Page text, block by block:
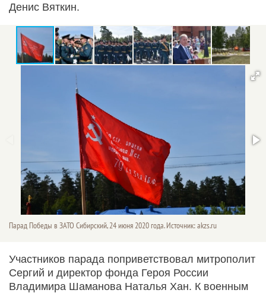
Денис Вяткин.
Парад Победы в ЗАТО Сибирский, 24 июня 2020 года. Источник: akzs.ru
Участников парада поприветствовал митрополит
Сергий и директор фонда Героя России
Владимира Шаманова Наталья Хан. К военным